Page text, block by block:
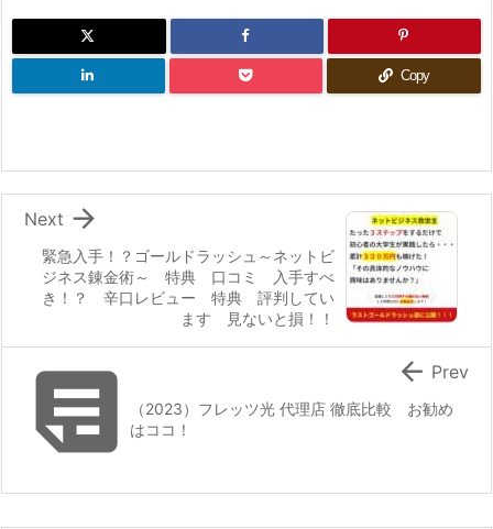
Copy
緊急入手！？ゴールドラッシュ～ネットビ
ジネス錬金術～ 特典 口コミ 入手すべ
き！？ 辛口レビュー 特典 評判してい
ます 見ないと損！！

Next
 （2023）フレッツ光 代理店 徹底比較 お勧め
はココ！
 Prev